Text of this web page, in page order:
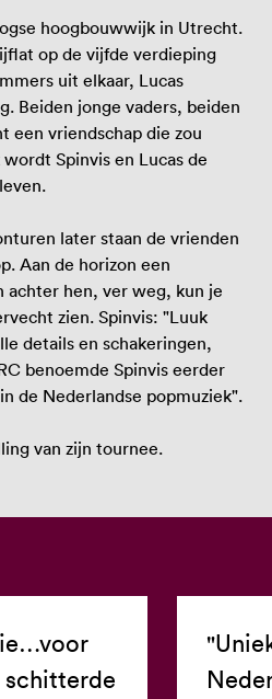
hoogbouwwijk in Utrecht.
op de vijfde verdieping
uit elkaar, Lucas
Beiden jonge vaders, beiden
een vriendschap die zou
Spinvis en Lucas de
later staan de vrienden
Aan de horizon een
achter hen, ver weg, kun je
zien. Spinvis: "Luuk
details en schakeringen,
benoemde Spinvis eerder
de Nederlandse popmuziek".
van zijn tournee.
schitterde